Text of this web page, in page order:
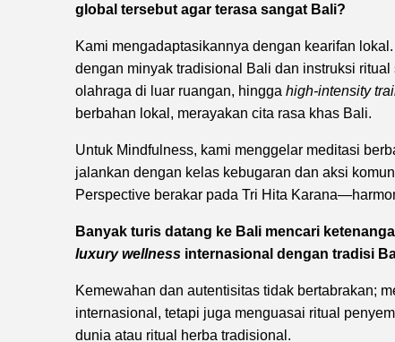
global tersebut agar terasa sangat Bali?
Kami mengadaptasikannya dengan kearifan
dengan minyak tradisional Bali dan instruksi
olahraga di luar ruangan, hingga high-intensity
berbahan lokal, merayakan cita rasa khas Bali.
Untuk Mindfulness, kami menggelar meditasi
jalankan dengan kelas kebugaran dan aksi
Perspective berakar pada Tri Hita
Banyak turis datang ke Bali mencari
luxury wellness internasional dengan tradisi
Kemewahan dan autentisitas tidak bertabrakan;
internasional, tetapi juga menguasai ritual
dunia atau ritual herba tradisional.